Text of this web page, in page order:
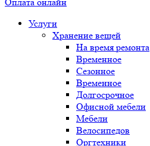
Услуги
Хранение вещей
На время ремонта
Временное
Сезонное
Временное
Долгосрочное
Офисной мебели
Мебели
Велосипедов
Оргтехники